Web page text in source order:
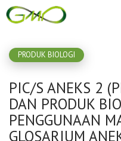
PRODUK BIOLOGI
PIC/S ANEKS 2
DAN PRODUK
PENGGUNAAN
GLOSARIUM